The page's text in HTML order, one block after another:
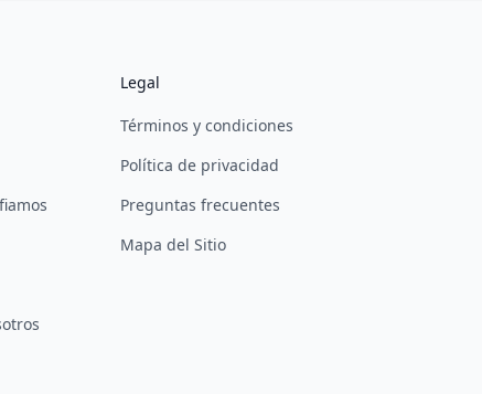
Legal
Términos y condiciones
Política de privacidad
Preguntas frecuentes
Mapa del Sitio